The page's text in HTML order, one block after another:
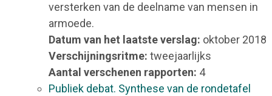
versterken van de deelname van mensen in
armoede.
Datum van het laatste verslag: oktober 2018
Verschijningsritme: tweejaarlijks
Aantal verschenen rapporten: 4
Publiek debat. Synthese van de rondetafel